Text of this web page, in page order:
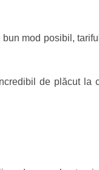
mod posibil,
de plăcut la